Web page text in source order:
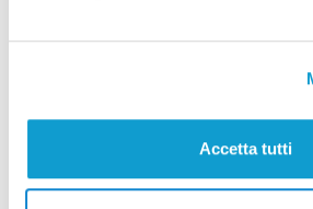
Accetta tutti